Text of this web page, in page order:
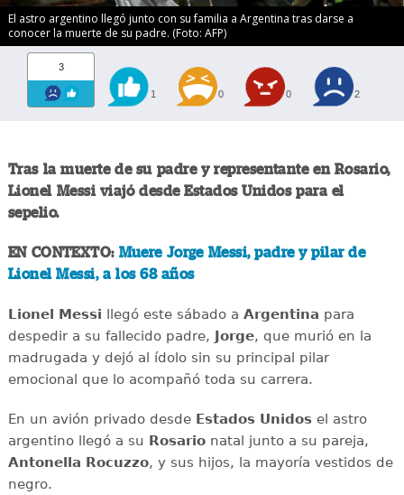
El astro argentino llegó junto con su familia a Argentina tras darse a
conocer la muerte de su padre. (Foto: AFP)
3
1 0 0 2
Tras la muerte de su padre y representante en Rosario,
Lionel Messiviajó desde Estados Unidos para el
sepelio.
EN CONTEXTO: Muere Jorge Messi, padre y pilar de
Lionel Messi, a los 68 años
Lionel Messi llegó este sábado a Argentina para
despedir a su fallecido padre, Jorge, que murió en la
madrugada y dejó al ídolo sin su principal pilar
emocional que lo acompañó toda su carrera.
En un avión privado desdeEstados Unidosel astro
argentino llegó a su Rosarionatal junto a su pareja,
Antonella Rocuzzo, y sus hijos, la mayoría vestidos de
negro.